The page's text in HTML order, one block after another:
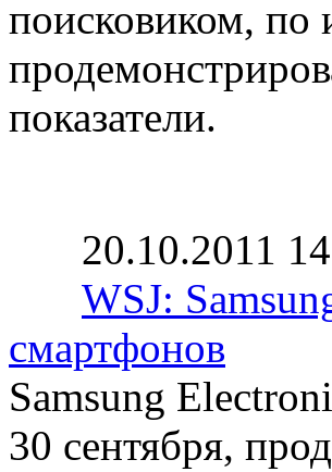
поисковиком, по
показатели.
20.10.2011
WSJ:
смартфонов
Samsung
30 сентября,